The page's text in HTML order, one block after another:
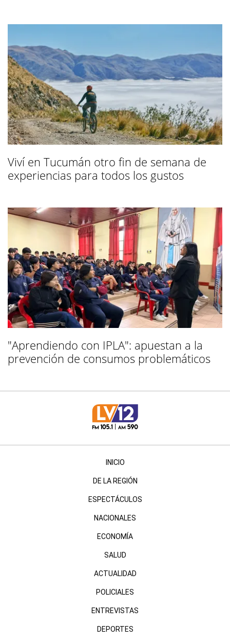
Viví en Tucumán otro fin de semana de
experiencias para todos los gustos
"Aprendiendo con IPLA": apuestan a la
prevención de consumos problemáticos
INICIO
DE LA REGIÓN
ESPECTÁCULOS
NACIONALES
ECONOMÍA
SALUD
ACTUALIDAD
POLICIALES
ENTREVISTAS
DEPORTES